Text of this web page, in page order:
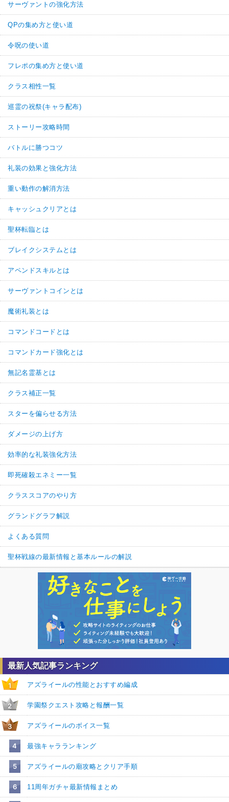
最新人気記事ランキング
1 アズライールの性能とおすすめ編成
2 学園祭クエスト攻略と報酬一覧
3 アズライールのボイス一覧
4 最強キャラランキング
5 アズライールの廟攻略とクリア手順
6 11周年ガチャ最新情報まとめ
サーヴァントの強化方法
QPの集め方と使い道
令呪の使い道
フレポの集め方と使い道
クラス相性一覧
巡霊の祝祭(キャラ配布)
ストーリー攻略時間
バトルに勝つコツ
礼装の効果と強化方法
重い動作の解消方法
キャッシュクリアとは
聖杯転臨とは
ブレイクシステムとは
アペンドスキルとは
サーヴァントコインとは
魔術礼装とは
コマンドコードとは
コマンドカード強化とは
無記名霊基とは
クラス補正一覧
スターを偏らせる方法
ダメージの上げ方
効率的な礼装強化方法
即死確殺エネミー一覧
クラススコアのやり方
グランドグラフ解説
よくある質問
聖杯戦線の最新情報と基本ルールの解説